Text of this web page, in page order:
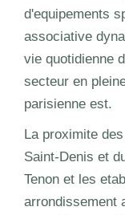
d'equipements
associative
vie quotidienne
secteur en
parisienne est.
La proximite
Saint-Denis et
Tenon et les
arrondissement